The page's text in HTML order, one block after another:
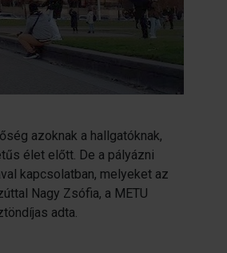
azoknak a hallgatóknak,
élet előtt. De a pályázni
kapcsolatban, melyeket az
Nagy Zsófia, a METU
adta.